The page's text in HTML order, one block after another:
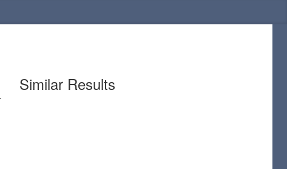
Similar Results